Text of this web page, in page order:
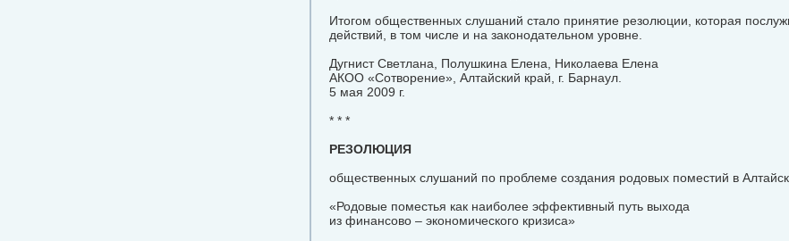
Итогом общественных слушаний стало принятие резолюции, которая
действий, в том числе и на законодательном уровне.
Дугнист Светлана, Полушкина Елена, Николаева Елена
АКОО «Сотворение», Алтайский край, г. Барнаул.
5 мая 2009 г.
* * *
РЕЗОЛЮЦИЯ
общественных слушаний по проблеме создания родовых поместий в
«Родовые поместья как наиболее эффективный путь выхода
из финансово – экономического кризиса»